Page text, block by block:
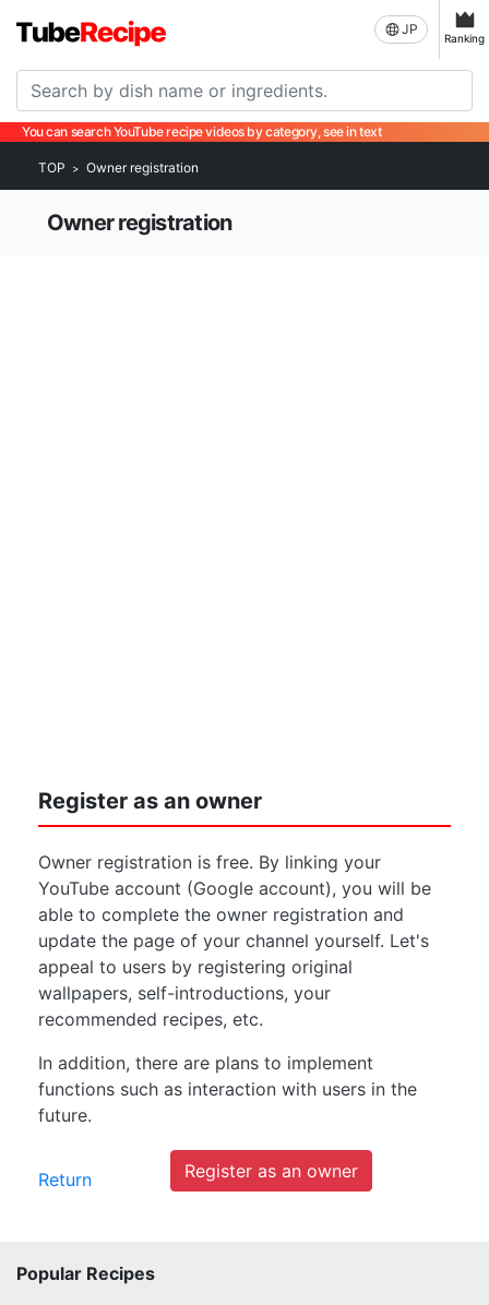
JP
Ranking
You can search YouTube recipe videos by category, see in text
TOP Owner registration
Owner registration
Register as an owner
Owner registration is free. By linking your
YouTube account (Google account), you will be
able to complete the owner registration and
update the page of your channel yourself. Let's
appeal to users by registering original
wallpapers, self-introductions, your
recommended recipes, etc.
In addition, there are plans to implement
functions such as interaction with users in the
future.
Return Register as an owner
Popular Recipes